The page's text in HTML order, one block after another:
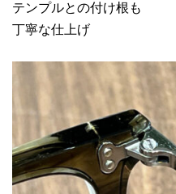
テンプルとの付け根も
丁寧な仕上げ